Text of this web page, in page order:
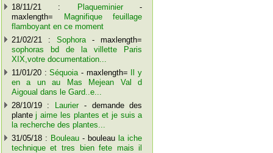
18/11/21 : Plaqueminier-
maxlength=
Magnifique feuillage
flamboyant en ce moment
21/02/21 : Sophora- maxlength=
sophoras bd de la villette Paris
XIX,votre documentation...
11/01/20 :Séquoia- maxlength=
Il y
en a un au Mas Mejean Val d
Aigoual dans le Gard..e...
28/10/19 :
Laurier- demande des
plantej aime les plantes et je suis a
la recherche des plantes...
31/05/18 : Bouleau- bouleau la iche
technique et tres bien fete mais il